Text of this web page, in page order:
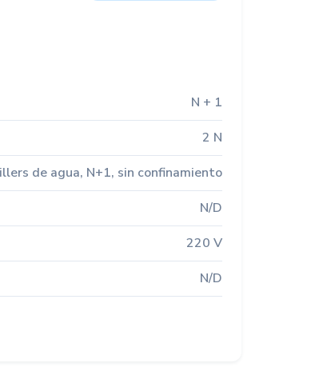
N + 1
2 N
de agua, N+1, sin confinamiento
N/D
220 V
N/D